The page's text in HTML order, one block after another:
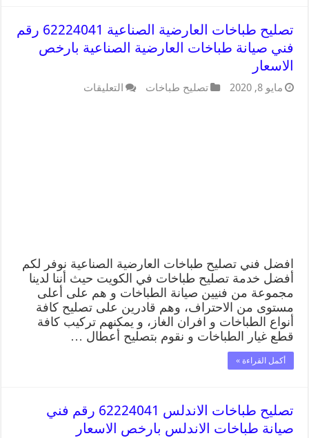
تصليح طباخات العارضية الصناعية 62224041 رقم
فني صيانة طباخات العارضية الصناعية بارخص
الاسعار
مايو 8, 2020 تصليح طباخات التعليقات
افضل فني تصليح طباخات العارضية الصناعية نوفر لكم
أفضل خدمة تصليح طباخات في الكويت حيث أننا لدينا
مجموعة من فنيين صيانة الطباخات و هم على أعلى
مستوى من الاحتراف، وهم قادرين على تصليح كافة
أنواع الطباخات و افران الغاز، و يمكنهم تركيب كافة
قطع غيار الطباخات و نقوم بتصليح أعطال …
أكمل القراءة »
تصليح طباخات الاندلس 62224041 رقم فني
صيانة طباخات الاندلس بارخص الاسعار